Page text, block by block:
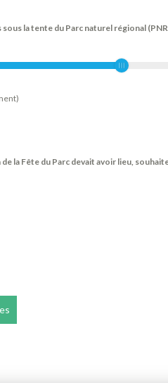
sous la tente du Parc naturel régional
la Fête du Parc devait avoir lieu,